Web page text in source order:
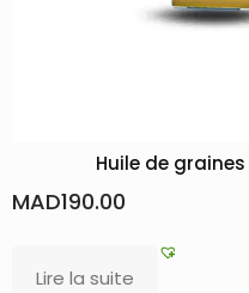
Huile de
MAD190.00
Lire la suite